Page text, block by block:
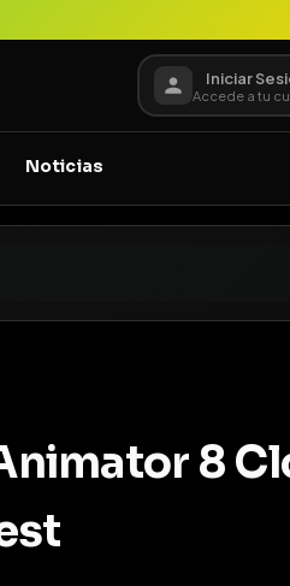
Iniciar
Accede a tu
Noticias
8